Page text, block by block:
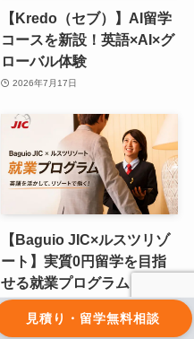
【Kredo（セブ）】AI留学
コースを新設！英語×AI×グ
ローバル体験
2026年7月17日
【Baguio JIC×ルスツリゾ
ート】実質0円留学を目指
せる就業プログラム
見積り・留学無料相談